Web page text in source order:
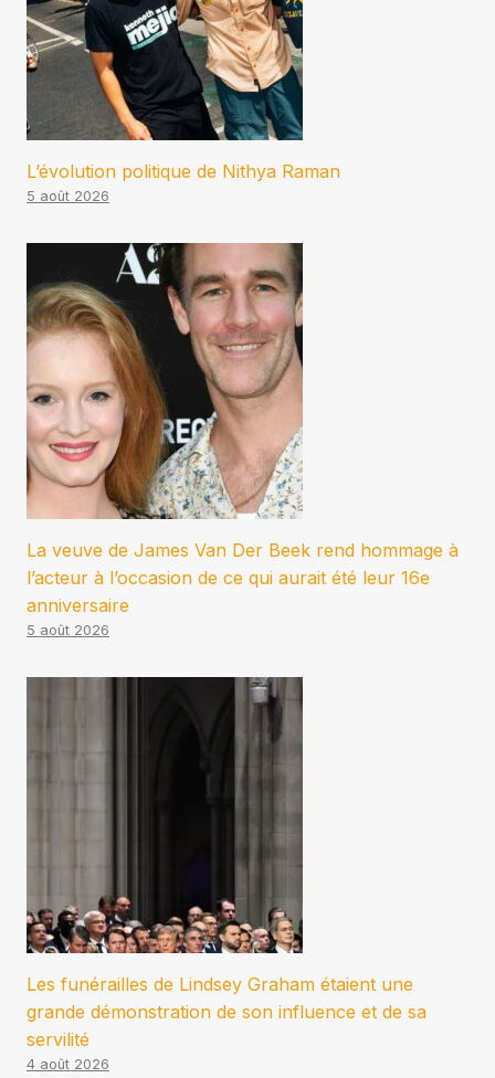
L’évolution politique de Nithya Raman
5 août 2026
La veuve de James Van Der Beek rend hommage à
l’acteur à l’occasion de ce qui aurait été leur 16e
anniversaire
5 août 2026
Les funérailles de Lindsey Graham étaient une
grande démonstration de son influence et de sa
servilité
4 août 2026